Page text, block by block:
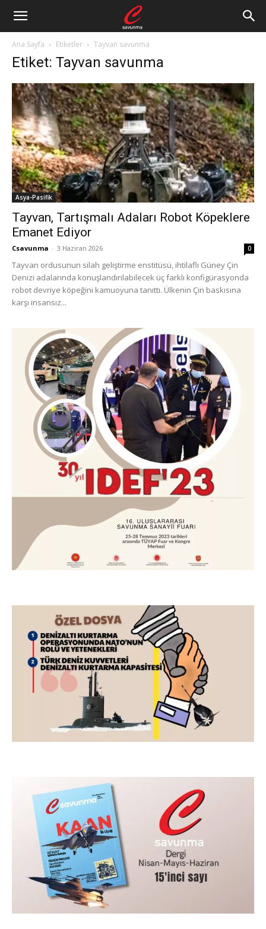
Ana Sayfa Etiketler Tayvan savunma
Etiket: Tayvan savunma
Asya-Pasifik
Tayvan, Tartışmalı Adaları Robot Köpeklere
Emanet Ediyor
Csavunma - 3 Haziran 2026 0
Tayvan ordusunun silah geliştirme enstitüsü, ihtilaflı Güney Çin
Denizi adalarında konuşlandırılabilecek üç farklı konfigürasyonda
robot devriye köpeğini kamuoyuna tanıttı. Ülkenin Çin baskısına
karşı insansız...